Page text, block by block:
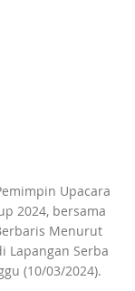
Upacara
2024, bersama
Menurut
Lapangan Serba
(10/03/2024).